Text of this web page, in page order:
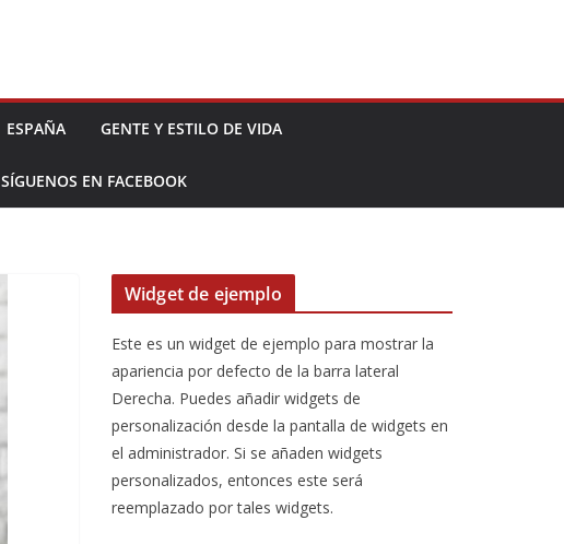
ESPAÑA GENTE Y ESTILO DE VIDA
SÍGUENOS EN FACEBOOK
Widget de ejemplo
Este es un widget de ejemplo para mostrar la
apariencia por defecto de la barra lateral
Derecha. Puedes añadir widgets de
personalización desde la pantalla de widgets en
el administrador. Si se añaden widgets
personalizados, entonces este será
reemplazado por tales widgets.